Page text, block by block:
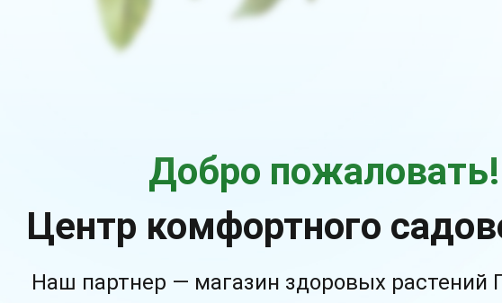
Добро пожаловать!
Центр комфортного
Наш партнер — магазин здоровых растений